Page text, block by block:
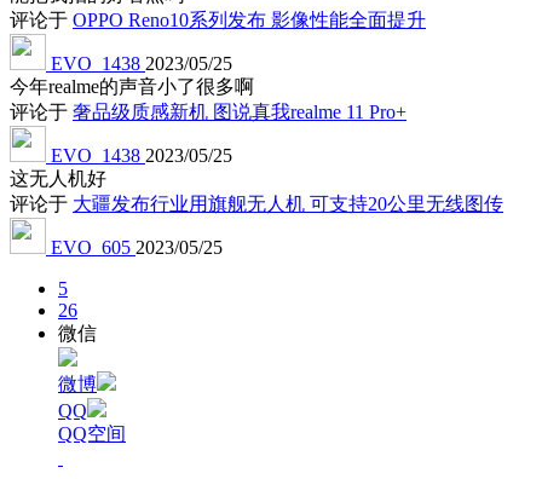
评论于 OPPO Reno10系列发布 影像性能全面提升
EVO_1438 2023/05/25
今年realme的声音小了很多啊
评论于 奢品级质感新机 图说真我realme 11 Pro+
EVO_1438 2023/05/25
这无人机好
评论于 大疆发布行业用旗舰无人机 可支持20公里无线图传
EVO_605 2023/05/25
5
26
微信
微博
QQ
QQ空间